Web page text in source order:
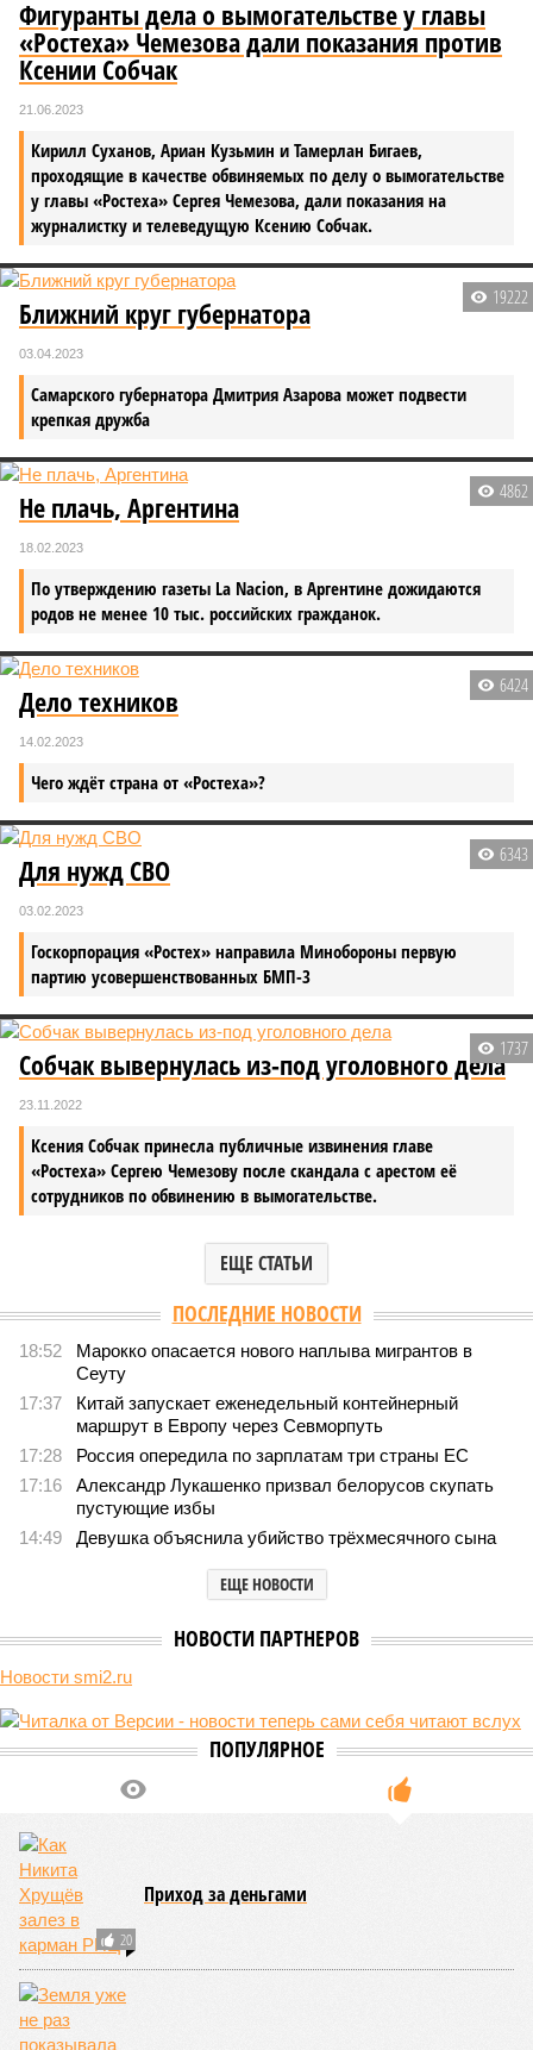
Фигуранты дела о вымогательстве у главы
«Ростеха» Чемезова дали показания против
Ксении Собчак
21.06.2023
Кирилл Суханов, Ариан Кузьмин и Тамерлан Бигаев,
проходящие в качестве обвиняемых по делу о вымогательстве
у главы «Ростеха» Сергея Чемезова, дали показания на
журналистку и телеведущую Ксению Собчак.
19222
Ближний круг губернатора
03.04.2023
Самарского губернатора Дмитрия Азарова может подвести
крепкая дружба
4862
Не плачь, Аргентина
18.02.2023
По утверждению газеты La Nacion, в Аргентине дожидаются
родов не менее 10 тыс. российских гражданок.
6424
Дело техников
14.02.2023
Чего ждёт страна от «Ростеха»?
6343
Для нужд СВО
03.02.2023
Госкорпорация «Ростех» направила Минобороны первую
партию усовершенствованных БМП-3
1737
Собчак вывернулась из-под уголовного дела
23.11.2022
Ксения Собчак принесла публичные извинения главе
«Ростеха» Сергею Чемезову после скандала с арестом её
сотрудников по обвинению в вымогательстве.
ЕЩЕ СТАТЬИ
ПОСЛЕДНИЕ НОВОСТИ
18:52
Марокко опасается нового наплыва мигрантов в
Сеуту
17:37
Китай запускает еженедельный контейнерный
маршрут в Европу через Севморпуть
17:28
Россия опередила по зарплатам три страны ЕС
17:16
Александр Лукашенко призвал белорусов скупать
пустующие избы
14:49
Девушка объяснила убийство трёхмесячного сына
ЕЩЕ НОВОСТИ
НОВОСТИ ПАРТНЕРОВ
Новости smi2.ru
ПОПУЛЯРНОЕ
20
Приход за деньгами